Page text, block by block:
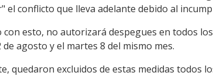
el conflicto que lleva adelante debido al
con esto, no autorizará despegues en todos
de agosto y el martes 8 del mismo mes.
quedaron excluidos de estas medidas todos